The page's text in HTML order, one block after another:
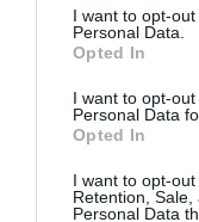
I want to opt-
Personal Data.
Opted In
I want to opt-
Personal Data
Opted In
I want to opt-out
Retention,
Personal Data